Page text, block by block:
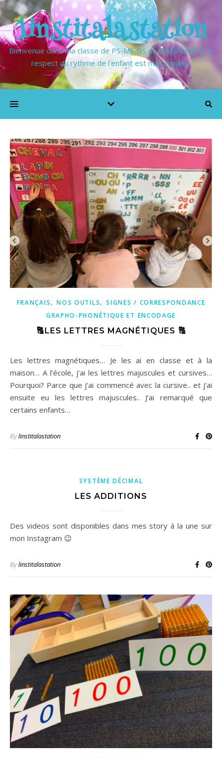
1institalastation
Bienvenue dans ma classe de PS-MS-GS où l'autonomie & le
respect du rythme de l'enfant est ma priorité…
FRANÇAIS,NOS OUTILS,SIGNES / CORRESPONDANCE
GRAPHO-PHONÉTIQUE ET ENCODAGE
🔠LES LETTRES MAGNÉTIQUES 🔠
Les lettres magnétiques… Je les ai en classe et à la
maison… A l’école, j’ai les lettres majuscules et cursives…
Pourquoi? Parce que j’ai commencé avec la cursive.. et j’ai
ensuite eu les lettres majuscules.. J’ai remarqué que
certains enfants…
Bylinstitalastation
SYSTÈME DÉCIMAL
LES ADDITIONS
Des videos sont disponibles dans mes story à la une sur
mon Instagram 😉
Bylinstitalastation